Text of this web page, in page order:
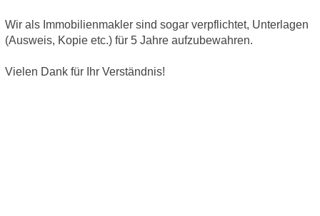
Wir als Immobilienmakler sind sogar verpflichtet, Unterlagen
(Ausweis, Kopie etc.) für 5 Jahre aufzubewahren.
Vielen Dank für Ihr Verständnis!